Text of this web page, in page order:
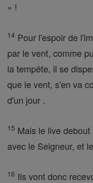
» !
14 Pour l'espoir de
par le vent, comme
la tempête, il se
que le vent, s'en va
d'un jour .
15 Mais le live
avec le Seigneur, et
16 Ils vont donc